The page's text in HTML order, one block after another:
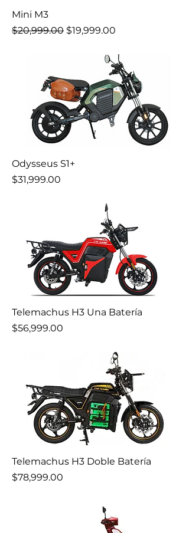
Mini M3
Precio
$20,999.00 Precio de oferta
$19,999.00
Odysseus S1+
Precio
$31,999.00
Telemachus H3 Una Batería
Precio
$56,999.00
Telemachus H3 Doble Batería
Precio
$78,999.00